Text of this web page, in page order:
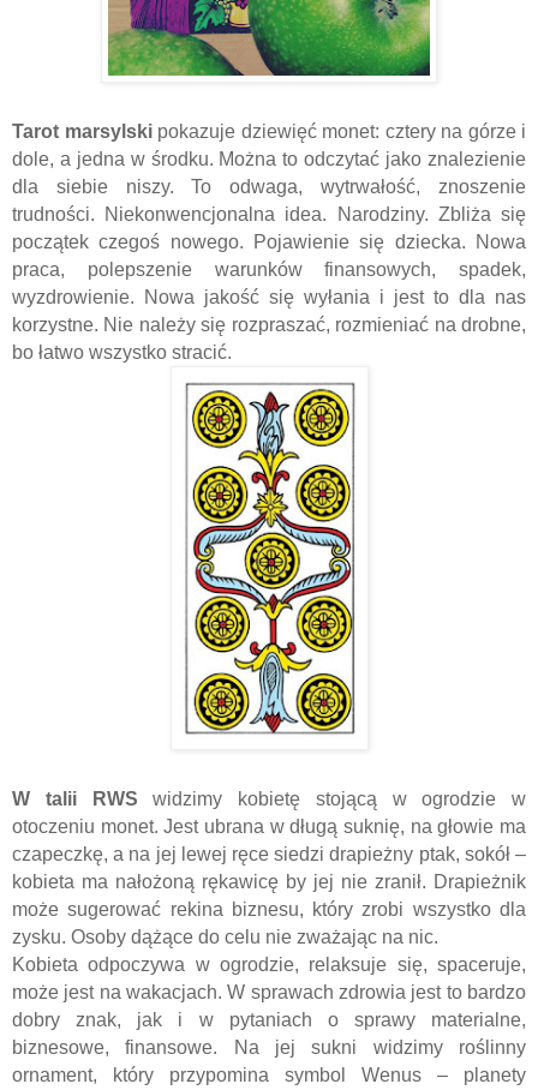
Tarot marsylski pokazuje dziewięć monet: cztery na górze i
dole, a jedna w środku. Można to odczytać jako znalezienie
dla siebie niszy. To odwaga, wytrwałość, znoszenie
trudności. Niekonwencjonalna idea. Narodziny. Zbliża się
początek czegoś nowego. Pojawienie się dziecka. Nowa
praca, polepszenie warunków finansowych, spadek,
wyzdrowienie. Nowa jakość się wyłania i jest to dla nas
korzystne. Nie należy się rozpraszać, rozmieniać na drobne,
bo łatwo wszystko stracić.
W talii RWS widzimy kobietę stojącą w ogrodzie w
otoczeniu monet. Jest ubrana w długą suknię, na głowie ma
czapeczkę, a na jej lewej ręce siedzi drapieżny ptak, sokół –
kobieta ma nałożoną rękawicę by jej nie zranił. Drapieżnik
może sugerować rekina biznesu, który zrobi wszystko dla
zysku. Osoby dążące do celu nie zważając na nic.
Kobieta odpoczywa w ogrodzie, relaksuje się, spaceruje,
może jest na wakacjach. W sprawach zdrowia jest to bardzo
dobry znak, jak i w pytaniach o sprawy materialne,
biznesowe, finansowe. Na jej sukni widzimy roślinny
ornament, który przypomina symbol Wenus – planety